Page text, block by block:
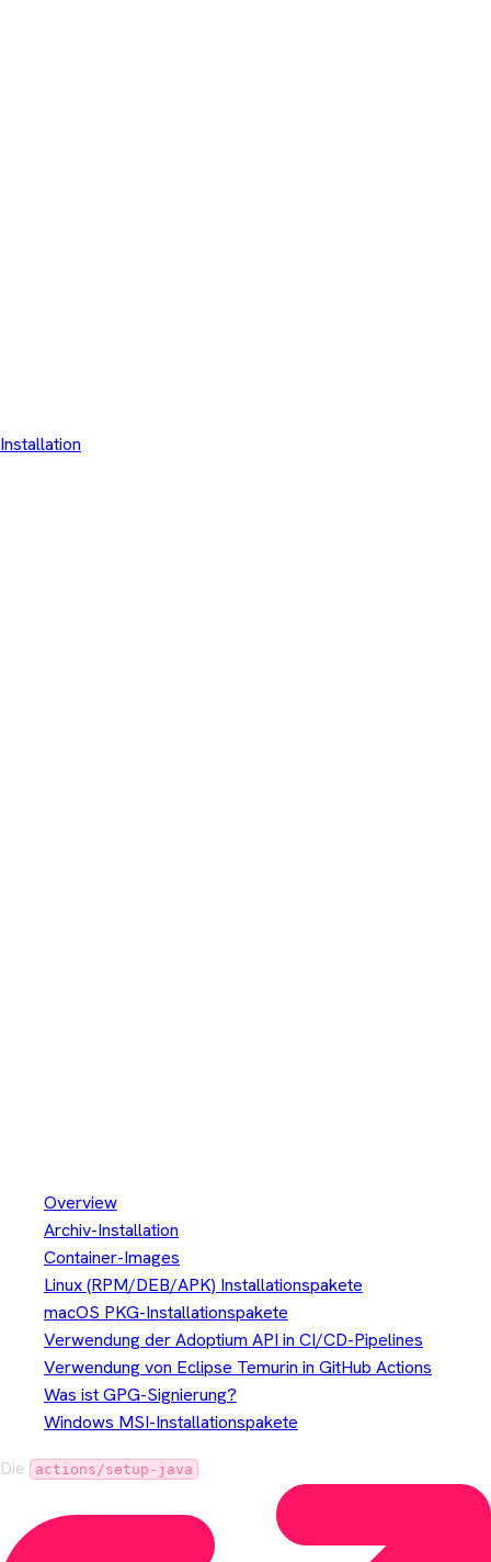
Installation
Overview
Archiv-Installation
Container-Images
Linux (RPM/DEB/APK) Installationspakete
macOS PKG-Installationspakete
Verwendung der Adoptium API in CI/CD-Pipelines
Verwendung von Eclipse Temurin in GitHub Actions
Was ist GPG-Signierung?
Windows MSI-Installationspakete
Die
actions/setup-java